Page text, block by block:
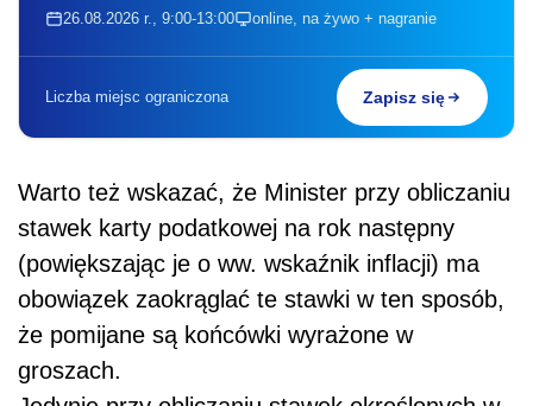
26.08.2026 r., 9:00-13:00 online, na żywo + nagranie
Liczba miejsc ograniczona Zapisz się
Warto też wskazać, że Minister przy obliczaniu
stawek karty podatkowej na rok następny
(powiększając je o ww. wskaźnik inflacji) ma
obowiązek zaokrąglać te stawki w ten sposób,
że pomijane są końcówki wyrażone w
groszach.